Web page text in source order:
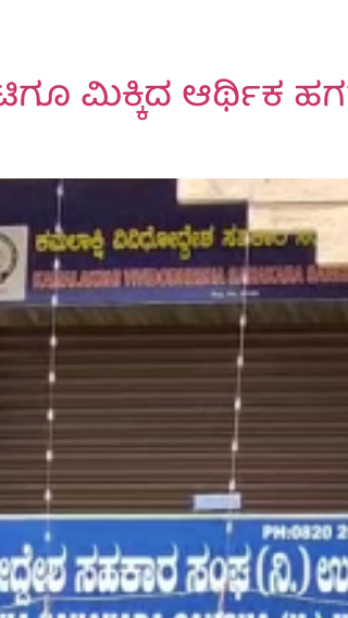
ಮಿಕ್ಕಿದ ಆರ್ಥಿಕ